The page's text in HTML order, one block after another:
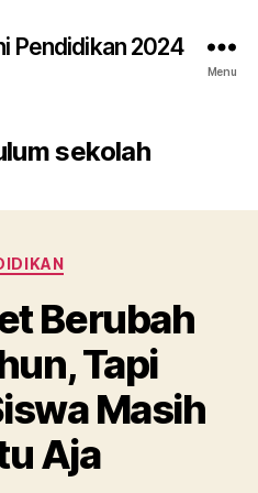
Pendidikan 2024
Menu
sekolah
Categories
Berubah
Tapi
Masih
Aja